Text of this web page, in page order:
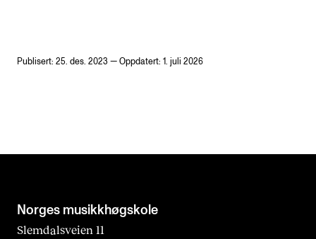
Publisert: 25. des. 2023 — Oppdatert: 1. juli 2026
Norges musikk­høgskole
Slemdalsveien 11